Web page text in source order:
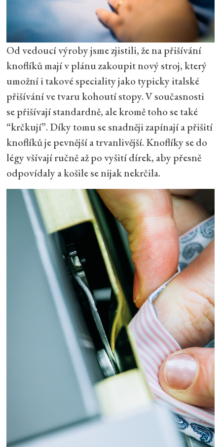
Od vedoucí výroby jsme zjistili, že na přišívání
knoflíků mají v plánu zakoupit nový stroj, který
umožní i takové speciality jako typicky italské
přišívání ve tvaru kohoutí stopy. V současnosti
se přišívají standardně, ale kromě toho se také
“krčkují”. Díky tomu se snadněji zapínají a přišití
knoflíků je pevnější a trvanlivější. Knoflíky se do
légy všívají ručně až po vyšití dírek, aby přesně
odpovídaly a košile se nijak nekrčila.